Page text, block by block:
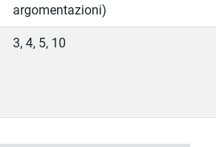
argomentazioni)
3, 4, 5, 10